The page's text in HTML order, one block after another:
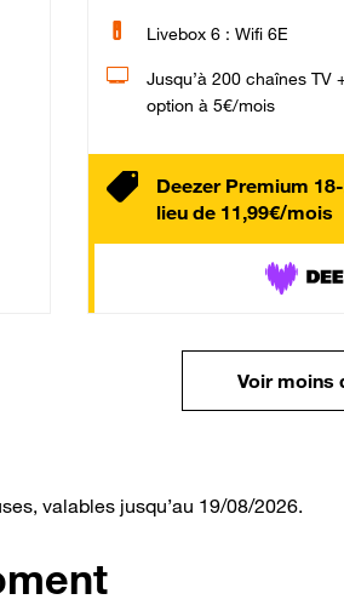
Livebox 6 : Wifi 6E
Jusqu’à 200 chaînes TV
option à 5€/mois
Deezer Premium
lieu de 11,99€/mois
Voir moins
valables jusqu’au 19/08/2026.